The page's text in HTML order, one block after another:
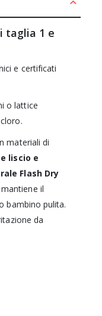
taglia 1 e
e certificati
o lattice
materiali di
liscio e
Flash Dry
il
bambino pulita.
da